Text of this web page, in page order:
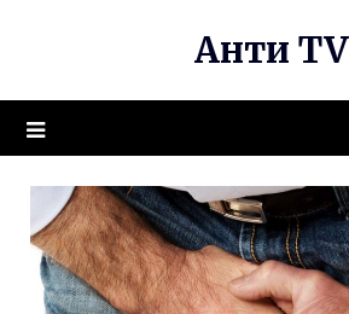
Анти TV